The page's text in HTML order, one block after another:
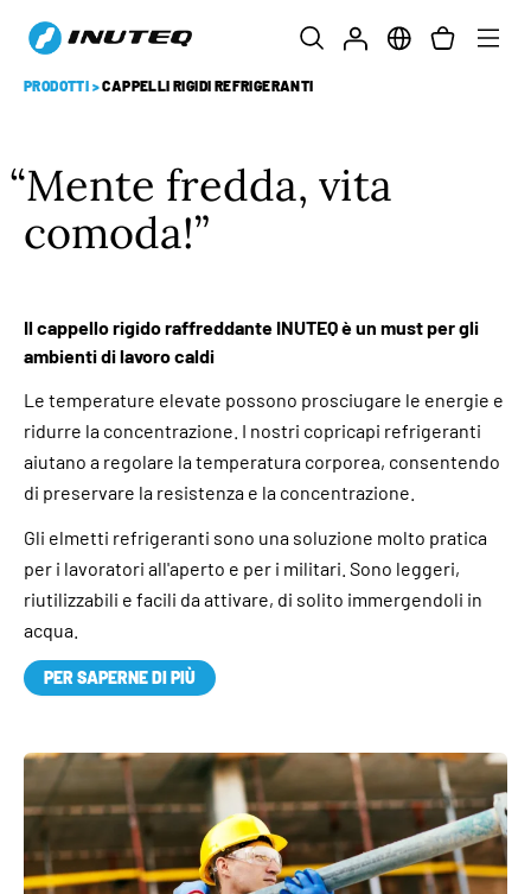
PRODOTTI >CAPPELLI RIGIDI REFRIGERANTI
Mente fredda, vita
comoda!
Il cappello rigido raffreddante INUTEQ è un must per gli
ambienti di lavoro caldi
Le temperature elevate possono prosciugare le energie e
ridurre la concentrazione. I nostri copricapi refrigeranti
aiutano a regolare la temperatura corporea, consentendo
di preservare la resistenza e la concentrazione.
Gli elmetti refrigeranti sono una soluzione molto pratica
per i lavoratori all'aperto e per i militari. Sono leggeri,
riutilizzabili e facili da attivare, di solito immergendoli in
acqua.
PER SAPERNE DI PIÙ